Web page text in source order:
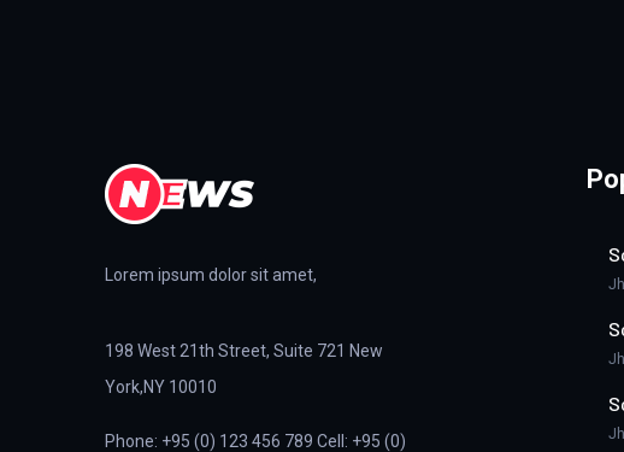
Lorem ipsum dolor sit amet,
198 West 21th Street, Suite 721 New
York,NY 10010
Phone: +95 (0) 123 456 789 Cell: +95 (0)